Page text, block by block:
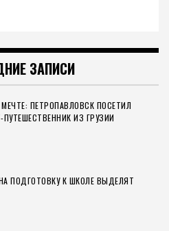
ЗАПИСИ
ПЕТРОПАВЛОВСК ПОСЕТИЛ
ИЗ ГРУЗИИ
ПОДГОТОВКУ К ШКОЛЕ ВЫДЕЛЯТ